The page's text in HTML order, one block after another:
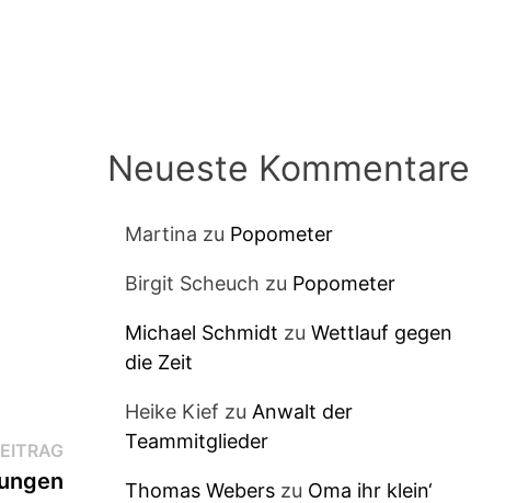
Nächster
Beitrag:
Neueste Kommentare
Martina zu Popometer
Birgit Scheuch zu Popometer
Michael Schmidt zu Wettlauf gegen
die Zeit
Heike Kief zu Anwalt der
Teammitglieder
Thomas Weberszu Oma ihr klein‘